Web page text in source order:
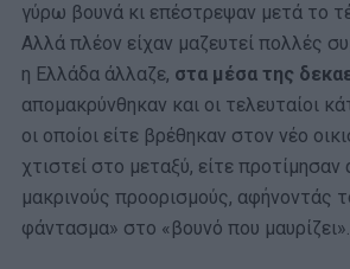
γύρω βουνά κι επέστρεψαν μετά το
Αλλά πλέον είχαν μαζευτεί πολλές
η Ελλάδα άλλαζε, στα μέσα της
απομακρύνθηκαν και οι τελευταίοι
οι οποίοι είτε βρέθηκαν στον νέο
χτιστεί στο μεταξύ, είτε προτίμησαν
μακρινούς προορισμούς, αφήνοντάς
φάντασμα» στο «βουνό που